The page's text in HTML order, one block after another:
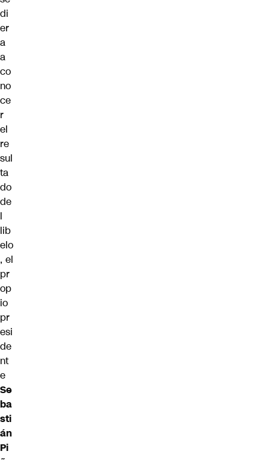
di
er
a
a
co
no
ce
r
el
re
sul
ta
do
de
l
lib
elo
, el
pr
op
io
pr
esi
de
nt
e
Se
ba
sti
án
Pi